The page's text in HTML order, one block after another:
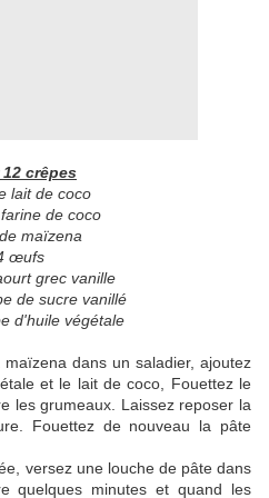
crêpes
lait de coco
de coco
maïzena
œufs
grec vanille
de sucre vanillé
d'huile végétale
dans un saladier, ajoutez
et le lait de coco, Fouettez le
les grumeaux. Laissez reposer la
Fouettez de nouveau la pâte
versez une louche de pâte dans
quelques minutes et quand les